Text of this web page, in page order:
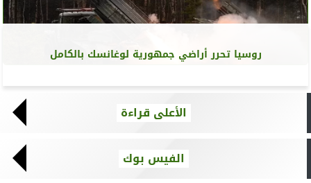
روسيا تحرر أراضي جمهورية لوغانسك بالكامل
الأعلى قراءة
الفيس بوك